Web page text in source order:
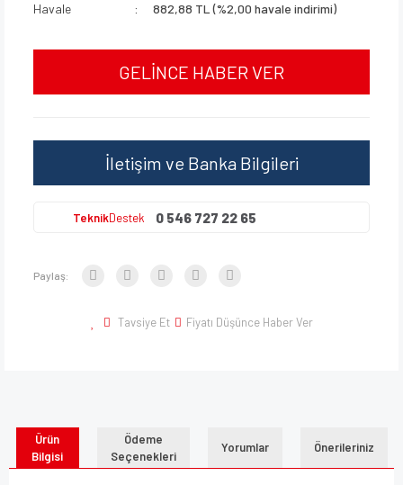
Havale
882,88 TL (%2,00 havale indirimi)
GELİNCE HABER VER
İletişim ve Banka Bilgileri
TeknikDestek 0 546 727 22 65
Paylaş:
Tavsiye Et Fiyatı Düşünce Haber Ver
Ürün
Bilgisi
Ödeme
Seçenekleri
Yorumlar Önerileriniz